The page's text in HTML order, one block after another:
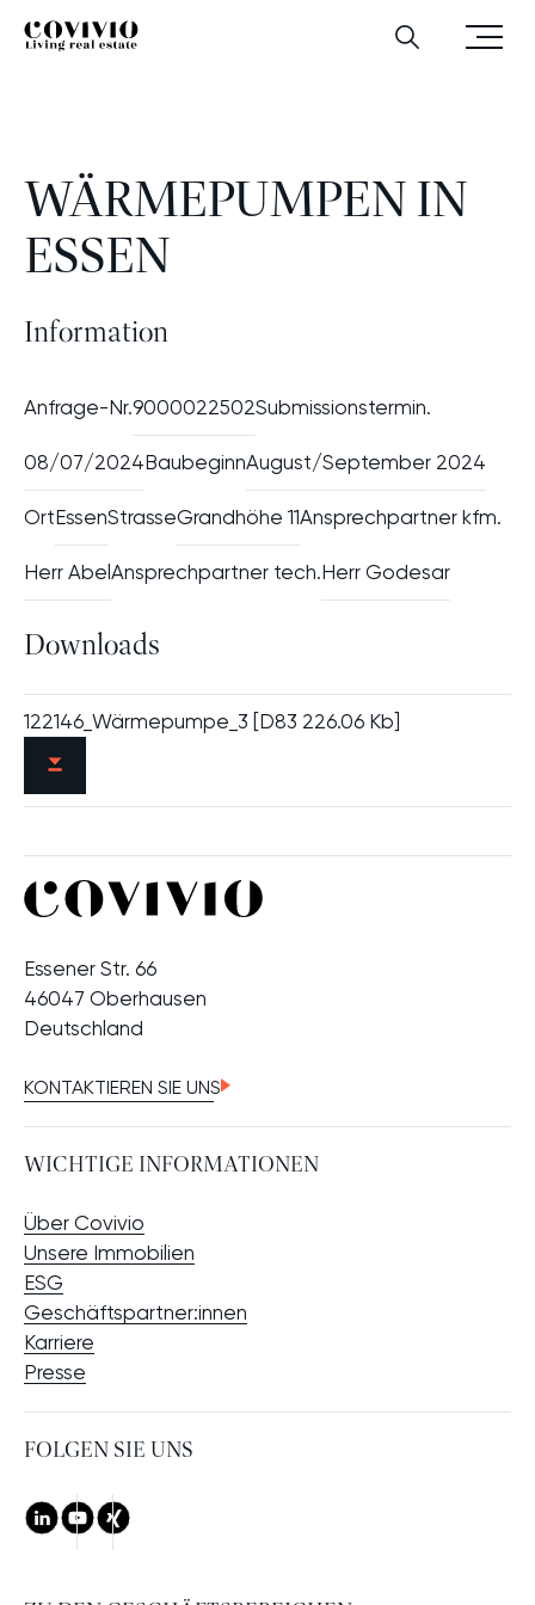
Menü
öffnen
Suchen
CovivioWärmepumpen in Essen
WÄRMEPUMPEN IN
ESSEN
Information
Anfrage-Nr.9000022502Submissionstermin.
08/07/2024BaubeginnAugust/September 2024
OrtEssenStrasseGrandhöhe 11Ansprechpartner kfm.
Herr Abel Ansprechpartner tech.Herr Godesar
Downloads
122146_Wärmepumpe_3 [D83 226.06 Kb]
Essener Str. 66
46047 Oberhausen
Deutschland
KONTAKTIEREN SIE UNS
WICHTIGE INFORMATIONEN
Über Covivio
Unsere Immobilien
ESG
Geschäftspartner:innen
Karriere
Presse
FOLGEN SIE UNS
LinkedInYoutube